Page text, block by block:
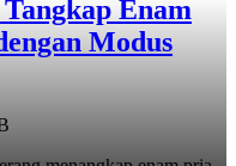
Enam
Modus